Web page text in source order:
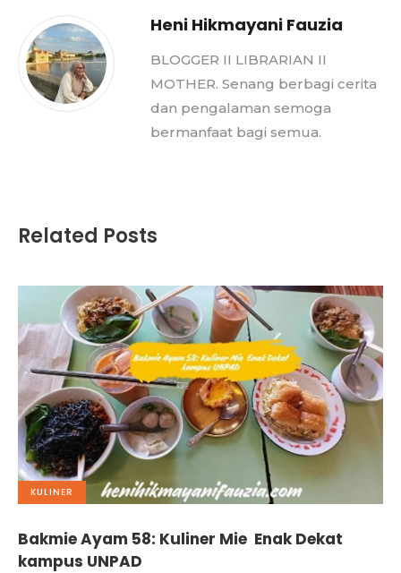
Heni Hikmayani Fauzia
BLOGGER II LIBRARIAN II
MOTHER. Senang berbagi cerita
dan pengalaman semoga
bermanfaat bagi semua.
Related Posts
KULINER
Bakmie Ayam 58: Kuliner Mie Enak Dekat
kampus UNPAD